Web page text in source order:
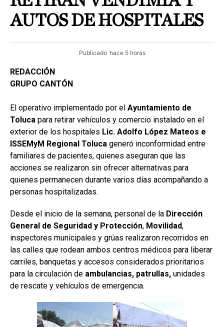
AUTOS DE HOSPITALES
Publicado hace 5 horas
REDACCIÓN
GRUPO CANTÓN
El operativo implementado por el Ayuntamiento de
Toluca para retirar vehículos y comercio instalado en el
exterior de los hospitales Lic. Adolfo López Mateos e
ISSEMyM Regional Toluca generó inconformidad entre
familiares de pacientes, quienes aseguran que las
acciones se realizaron sin ofrecer alternativas para
quienes permanecen durante varios días acompañando a
personas hospitalizadas.
Desde el inicio de la semana, personal de la Dirección
General de Seguridad y Protección, Movilidad,
inspectores municipales y grúas realizaron recorridos en
las calles que rodean ambos centros médicos para liberar
carriles, banquetas y accesos considerados prioritarios
para la circulación de ambulancias, patrullas, unidades
de rescate y vehículos de emergencia.